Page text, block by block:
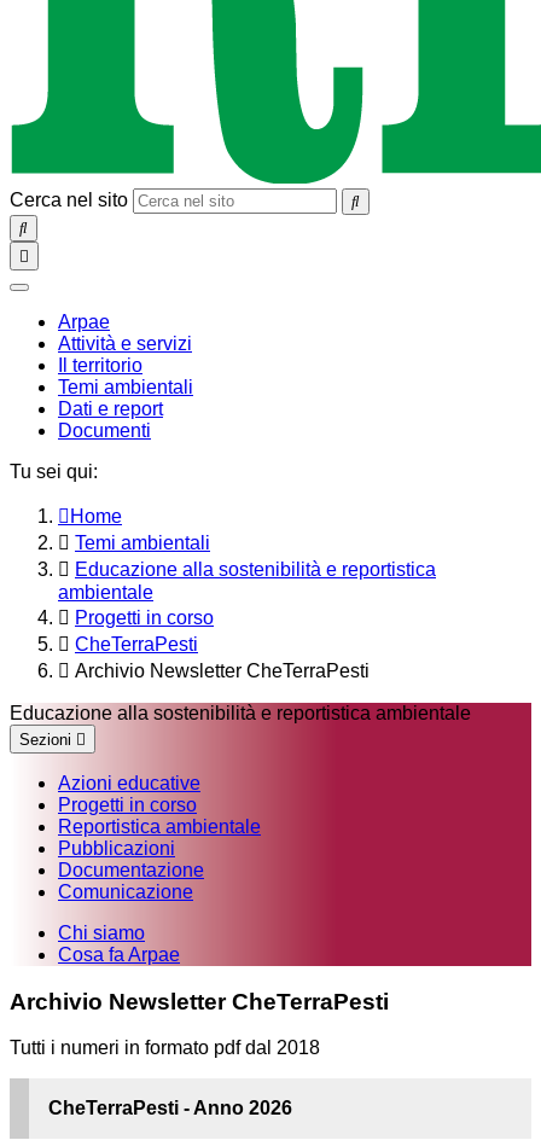
Cerca nel sito
SEARCH
Toggle
navigation
chiudi
Arpae
Attività e servizi
Il territorio
Temi ambientali
Dati e report
Documenti
Tu sei qui:
Home
Temi ambientali
Educazione alla sostenibilità e reportistica
ambientale
Progetti in corso
CheTerraPesti
Archivio Newsletter CheTerraPesti
Educazione alla sostenibilità e reportistica ambientale
Sezioni
Azioni educative
Progetti in corso
Reportistica ambientale
Pubblicazioni
Documentazione
Comunicazione
Chi siamo
Cosa fa Arpae
Archivio Newsletter CheTerraPesti
Tutti i numeri in formato pdf dal 2018
CheTerraPesti - Anno 2026